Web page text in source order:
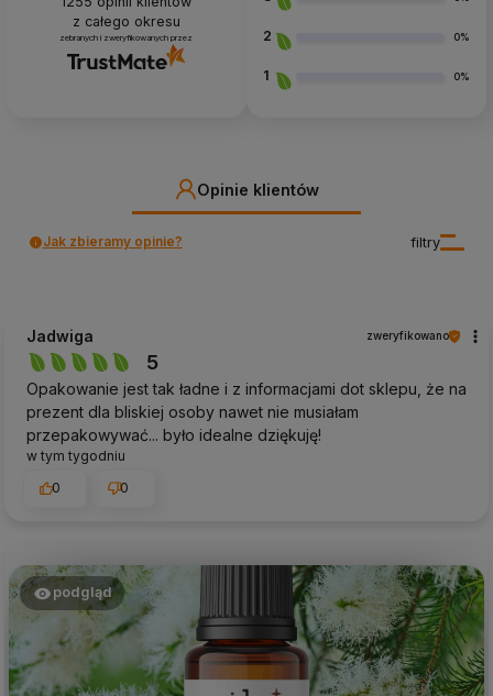
z całego okresu
zebranych i zweryfikowanych przez 2 0%
1 0%
Opinie klientów
filtry
Jak zbieramy opinie?
Jadwiga zweryfikowano
5
Opakowanie jest tak ładne i z informacjami dot sklepu, że na
prezent dla bliskiej osoby nawet nie musiałam
przepakowywać... było idealne dziękuję!
w tym tygodniu
0
0
podgląd